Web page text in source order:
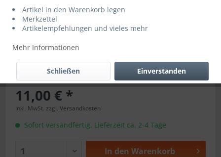
11,00 € *
inkl. MwSt. zzgl. Versandkosten
Sofort versandfertig, Lieferzeit ca. 2-4 Tage
In den Warenkorb
Artikel in den Warenkorb legen
Merkzettel
Artikelempfehlungen und vieles mehr
Mehr Informationen
Einverstanden
Schließen